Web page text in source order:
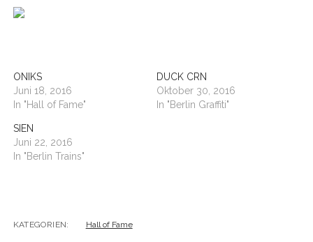
ONIKS
Juni 18, 2016
In "Hall of Fame"
DUCK CRN
Oktober 30, 2016
In "Berlin Graffiti"
SIEN
Juni 22, 2016
In "Berlin Trains"
KATEGORIEN: Hall of Fame